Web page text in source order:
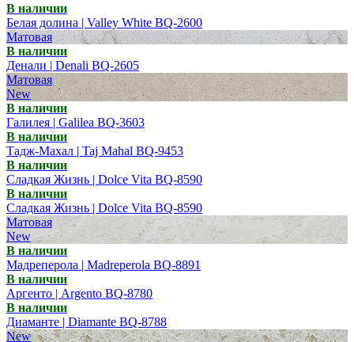
В наличии
Белая долина | Valley White BQ-2600
Матовая
В наличии
Денали | Denali BQ-2605
Матовая
New
В наличии
Галилея | Galilea BQ-3603
В наличии
Тадж-Махал | Taj Mahal BQ-9453
В наличии
Сладкая Жизнь | Dolce Vita BQ-8590
В наличии
Сладкая Жизнь | Dolce Vita BQ-8590
Матовая
New
В наличии
Мадреперола | Madreperola BQ-8891
В наличии
Аргенто | Argento BQ-8780
В наличии
Диаманте | Diamante BQ-8788
New